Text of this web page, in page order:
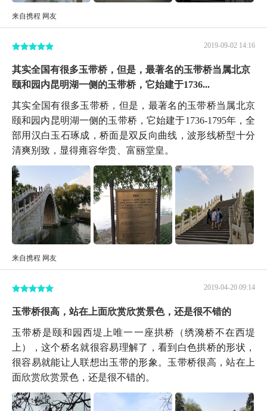
来自携程 网友
2019-09-02 14:16
其实全国有很多玉带桥，但是，最著名的玉带桥当属北京
颐和园内昆明湖一侧的玉带桥，它始建于1736...
其实全国有很多玉带桥，但是，最著名的玉带桥当属北京
颐和园内昆明湖一侧的玉带桥，它始建于1736-1795年，全
部用汉白玉石琢成，桥面是双反向曲线，波形线桥型十分
清爽别致，显得雍容华贵、富丽堂皇。
来自携程 网友
2019-04-20 09:14
玉带桥很高，站在上面欣赏欣赏景色，还是很不错的
玉带桥是颐和园西堤上唯一一座拱桥（绣漪桥不在西堤
上），这个桥名就很容易理解了，看到白色拱桥的形状，
很容易就能让人联想出玉带的形象。玉带桥很高，站在上
面欣赏欣赏景色，还是很不错的。